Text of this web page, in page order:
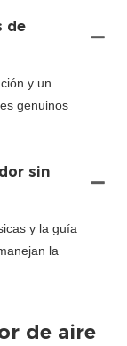
de
y un
genuinos
sin
y la guía
la
de aire